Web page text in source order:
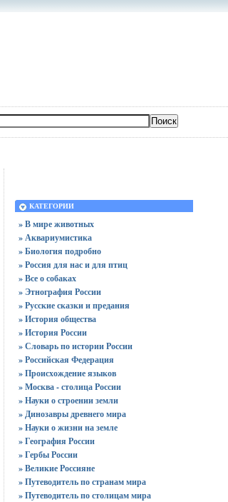
КАТЕГОРИИ
» В мире животных
» Аквариумистика
» Биология подробно
» Россия для нас и для птиц
» Все о собаках
» Этнография России
» Русские сказки и предания
» История общества
» История России
» Словарь по истории России
» Российская Федерация
» Происхождение языков
» Москва - столица России
» Науки о строении земли
» Динозавры древнего мира
» Науки о жизни на земле
» География России
» Гербы России
» Великие Россияне
» Путеводитель по странам мира
» Путеводитель по столицам мира